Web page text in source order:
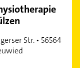
Str. • 56564